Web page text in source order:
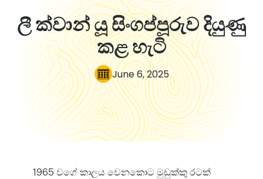
ලී ක්වාන් යූ සිංගප්පූරුව දියුණු
කළ හැටි
June 6, 2025
1965 වගේ කාලය වෙනකොට මුඩුක්කු රටක්